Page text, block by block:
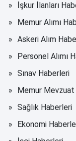
İşkur İlanları
Memur Alımı
Askeri Alım
Personel Alımı
Sınav Haberleri
Memur
Sağlık Haberleri
Ekonomi